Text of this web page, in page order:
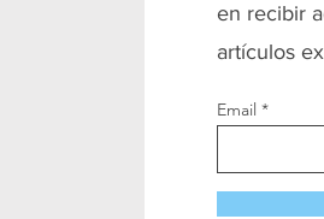
en recibir
artículos
Email